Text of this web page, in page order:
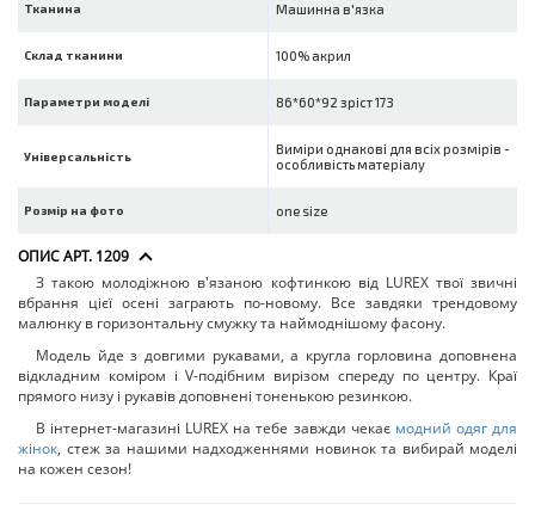
Тканина Машинна в'язка
Склад тканини 100% акрил
Параметри моделі 86*60*92 зріст 173
Універсальність
Виміри однакові для всіх розмірів -
особливість матеріалу
Розмір на фото one size
ОПИС АРТ. 1209
З такою молодіжною в'язаною кофтинкою від LUREX твої звичні
вбрання цієї осені заграють по-новому. Все завдяки трендовому
малюнку в горизонтальну смужку та наймоднішому фасону.
Модель йде з довгими рукавами, а кругла горловина доповнена
відкладним коміром і V-подібним вирізом спереду по центру. Краї
прямого низу і рукавів доповнені тоненькою резинкою.
В інтернет-магазині LUREX на тебе завжди чекає модний одяг для
жінок, стеж за нашими надходженнями новинок та вибирай моделі
на кожен сезон!